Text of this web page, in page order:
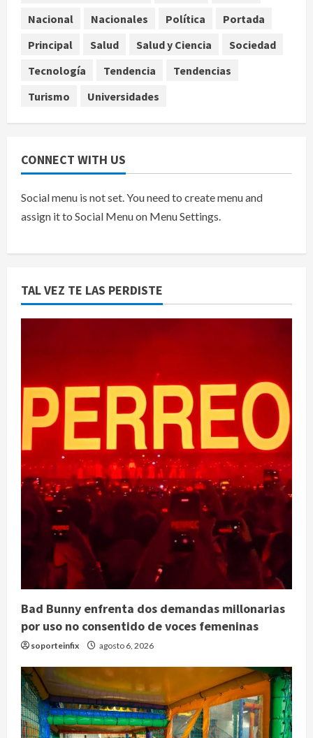
León XIV no visitará México en su
Nacional Nacionales Política
Portada
Principal
Salud Salud y Ciencia
Sociedad
Tecnología
Tendencia
Tendencias
Turismo
Universidades
CONNECT WITH US
Social menu is not set. You need to create menu and
assign it to Social Menu on Menu Settings.
TAL VEZ TE LAS PERDISTE
Bad Bunny enfrenta dos demandas millonarias
por uso no consentido de voces femeninas
soporteinfix agosto 6, 2026